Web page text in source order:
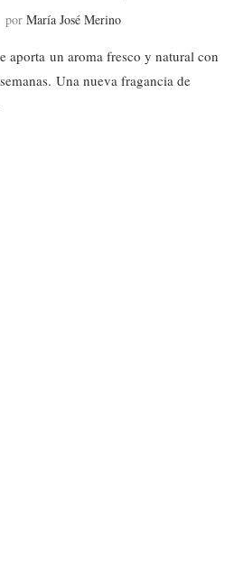
porMaría José Merino
aporta un aroma fresco y natural con
Una nueva fragancia de